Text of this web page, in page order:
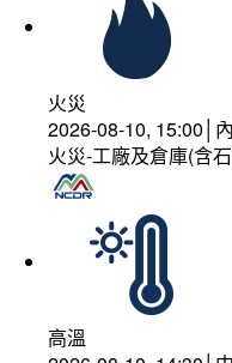
火災
2026-08-10, 15:00│
火災-工廠及倉庫(含
高溫